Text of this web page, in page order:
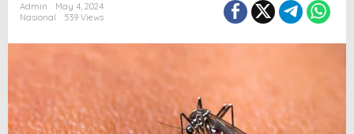
Admin
May 4, 2024
Nasional
539 Views